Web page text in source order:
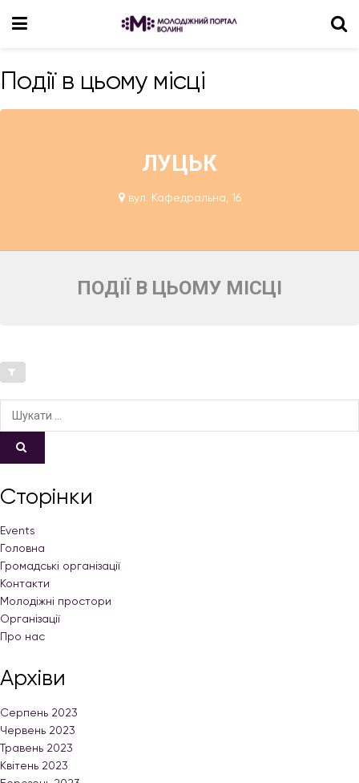
Події в цьому місці
ЛУЦЬК
вул. Кафедральна, 16
ПОДІЇ В ЦЬОМУ МІСЦІ
Сторінки
Events
Головна
Громадські організації
Контакти
Молодіжні простори
Організації
Про нас
Архіви
Серпень 2023
Червень 2023
Травень 2023
Квітень 2023